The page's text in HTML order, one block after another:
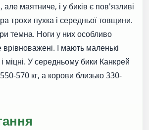
але маятниче, і у биків є пов'язливі
трохи пухка і середньої товщини.
темна. Ноги у них особливо
врівноважені. І мають маленькі
і міцні. У середньому бики Канкрей
570 кг, а корови близько 330-